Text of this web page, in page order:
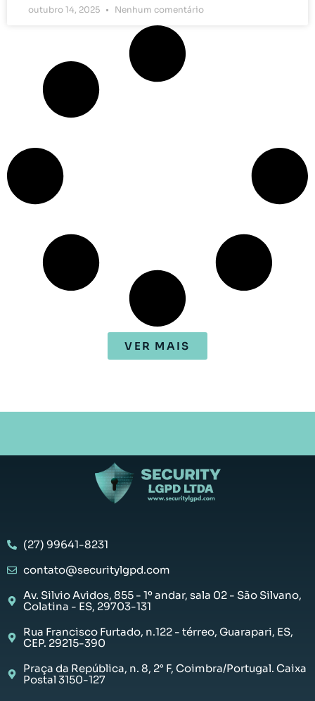
outubro 14, 2025 Nenhum comentário
VER MAIS
(27) 99641-8231
contato@securitylgpd.com
Av. Silvio Avidos, 855 - 1º andar, sala 02 - São Silvano,
Colatina - ES, 29703-131
Rua Francisco Furtado, n.122 - térreo, Guarapari, ES,
CEP. 29215-390
Praça da República, n. 8, 2° F, Coimbra/Portugal. Caixa
Postal 3150-127